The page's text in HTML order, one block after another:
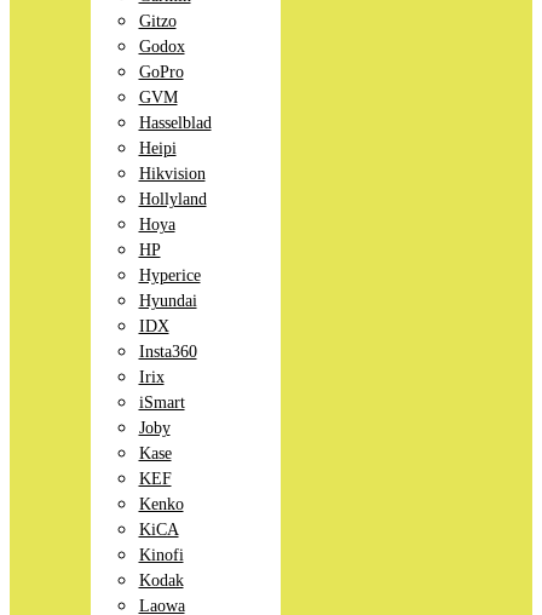
Gitzo
Godox
GoPro
GVM
Hasselblad
Heipi
Hikvision
Hollyland
Hoya
HP
Hyperice
Hyundai
IDX
Insta360
Irix
iSmart
Joby
Kase
KEF
Kenko
KiCA
Kinofi
Kodak
Laowa